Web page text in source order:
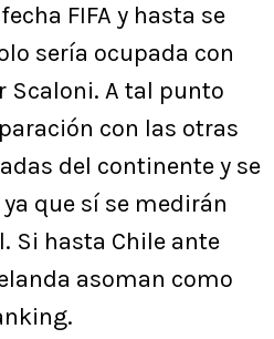
FIFA y hasta se
sería ocupada con
Scaloni. A tal punto
con las otras
del continente y se
que sí se medirán
Si hasta Chile ante
asoman como